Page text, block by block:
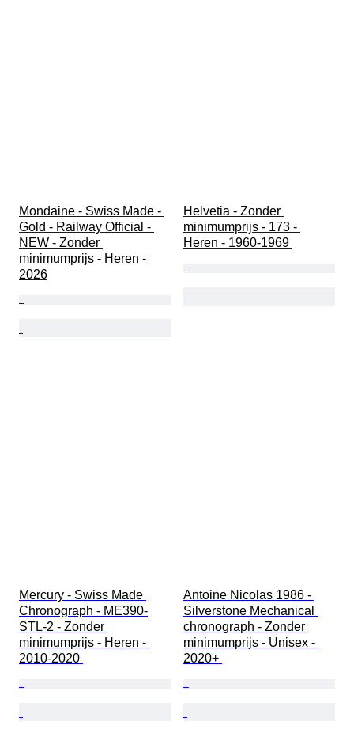
Mondaine - Swiss Made -
Gold - Railway Official -
NEW - Zonder
minimumprijs - Heren -
2026
Helvetia - Zonder
minimumprijs - 173 -
Heren - 1960-1969
Mercury - Swiss Made
Chronograph - ME390-
STL-2 - Zonder
minimumprijs - Heren -
2010-2020
Antoine Nicolas 1986 -
Silverstone Mechanical
chronograph - Zonder
minimumprijs - Unisex -
2020+